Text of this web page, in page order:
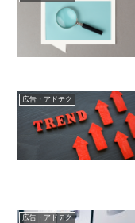
広告・アドテク
広告・アドテク